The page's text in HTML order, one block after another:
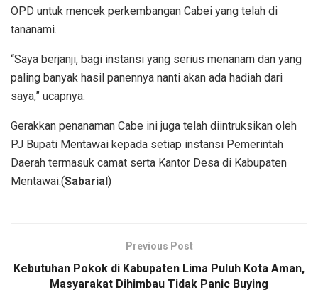
OPD untuk mencek perkembangan Cabei yang telah di
tananami.
“Saya berjanji, bagi instansi yang serius menanam dan yang
paling banyak hasil panennya nanti akan ada hadiah dari
saya,” ucapnya.
Gerakkan penanaman Cabe ini juga telah diintruksikan oleh
PJ Bupati Mentawai kepada setiap instansi Pemerintah
Daerah termasuk camat serta Kantor Desa di Kabupaten
Mentawai.(Sabarial)
Previous Post
Kebutuhan Pokok di Kabupaten Lima Puluh Kota Aman,
Masyarakat Dihimbau Tidak Panic Buying